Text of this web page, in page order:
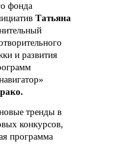
фонда
Татьяна
и развития
тренды в
конкурсов,
программа